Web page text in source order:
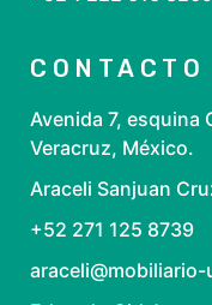
CONTACTO
Avenida 7, esquina
Veracruz, México.
Araceli Sanjuan
+52 271 125 8739